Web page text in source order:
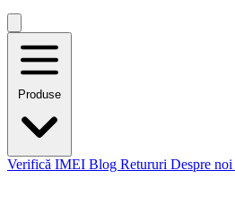
Produse
Verifică IMEI Blog Retururi Despre noi